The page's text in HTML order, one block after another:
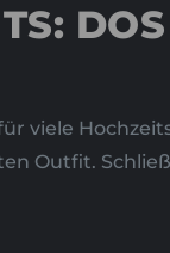
DOS
viele
Outfit.